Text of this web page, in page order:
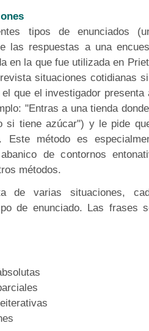
tipos de enunciados
las respuestas a una
en la que fue utilizada en
situaciones cotidianas
que el investigador presenta
"Entras a una tienda
si tiene azúcar") y le pide
Este método es
de contornos
métodos.
de varias situaciones,
de enunciado. Las frases